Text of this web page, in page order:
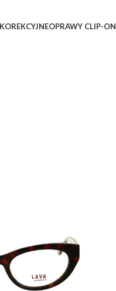
OPRAWY CLIP-ON